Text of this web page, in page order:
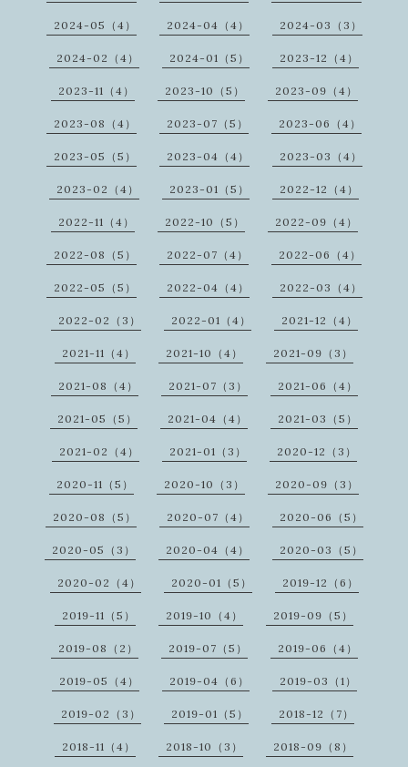
2024-05（4） 2024-04（4） 2024-03（3）
2024-02（4） 2024-01（5） 2023-12（4）
2023-11（4） 2023-10（5） 2023-09（4）
2023-08（4） 2023-07（5） 2023-06（4）
2023-05（5） 2023-04（4） 2023-03（4）
2023-02（4） 2023-01（5） 2022-12（4）
2022-11（4） 2022-10（5） 2022-09（4）
2022-08（5） 2022-07（4） 2022-06（4）
2022-05（5） 2022-04（4） 2022-03（4）
2022-02（3） 2022-01（4） 2021-12（4）
2021-11（4） 2021-10（4） 2021-09（3）
2021-08（4） 2021-07（3） 2021-06（4）
2021-05（5） 2021-04（4） 2021-03（5）
2021-02（4） 2021-01（3） 2020-12（3）
2020-11（5） 2020-10（3） 2020-09（3）
2020-08（5） 2020-07（4） 2020-06（5）
2020-05（3） 2020-04（4） 2020-03（5）
2020-02（4） 2020-01（5） 2019-12（6）
2019-11（5） 2019-10（4） 2019-09（5）
2019-08（2） 2019-07（5） 2019-06（4）
2019-05（4） 2019-04（6） 2019-03（1）
2019-02（3） 2019-01（5） 2018-12（7）
2018-11（4） 2018-10（3） 2018-09（8）